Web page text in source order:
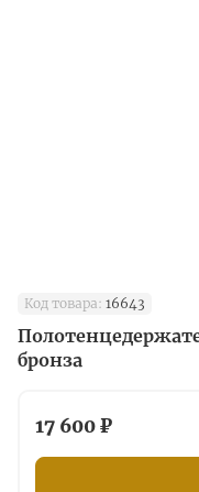
Код товара: 16643
бронза
17 600 ₽